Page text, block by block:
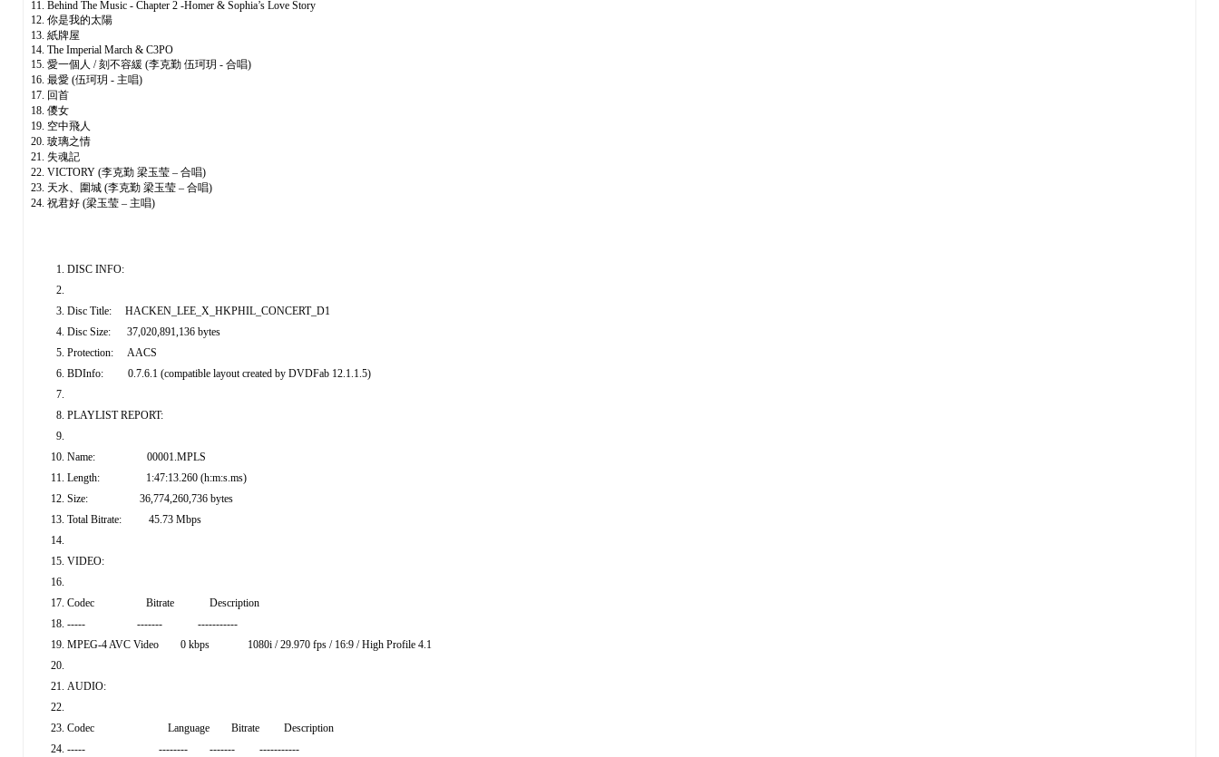
11. Behind The Music - Chapter 2 -Homer & Sophia’s Love Story
12. 你是我的太陽
13. 紙牌屋
14. The Imperial March & C3PO
15. 愛一個人 / 刻不容緩 (李克勤 伍珂玥 - 合唱)
16. 最愛 (伍珂玥 - 主唱)
17. 回首
18. 儍女
19. 空中飛人
20. 玻璃之情
21. 失魂記
22. VICTORY (李克勤 梁玉莹 – 合唱)
23. 天水、圍城 (李克勤 梁玉莹 – 合唱)
24. 祝君好 (梁玉莹 – 主唱)
DISC INFO:
Disc Title: HACKEN_LEE_X_HKPHIL_CONCERT_D1
Disc Size: 37,020,891,136 bytes
Protection: AACS
BDInfo: 0.7.6.1 (compatible layout created by DVDFab 12.1.1.5)
PLAYLIST REPORT:
Name: 00001.MPLS
Length: 1:47:13.260 (h:m:s.ms)
Size: 36,774,260,736 bytes
Total Bitrate: 45.73 Mbps
VIDEO:
Codec Bitrate Description
----- ------- -----------
MPEG-4 AVC Video 0 kbps 1080i / 29.970 fps / 16:9 / High Profile 4.1
AUDIO:
Codec Language Bitrate Description
----- -------- ------- -----------